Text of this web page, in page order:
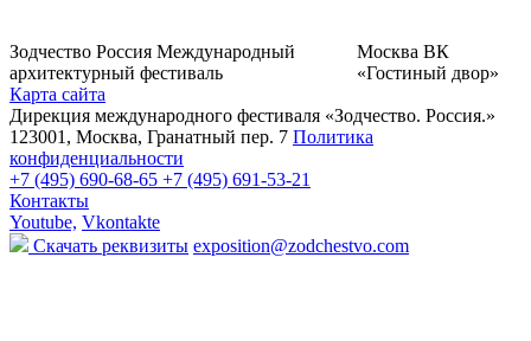
Зодчество Россия Международный
архитектурный фестиваль
Карта сайта
Москва ВК
«Гостиный двор»
Дирекция международного фестиваля «Зодчество. Россия.»
123001, Москва, Гранатный пер. 7 Политика
конфиденциальности
+7 (495) 690-68-65 +7 (495) 691-53-21
Контакты
Youtube, Vkontakte
Скачать реквизиты exposition@zodchestvo.com